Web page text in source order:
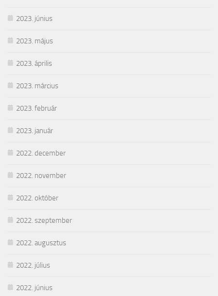
2023. június
2023. május
2023. április
2023. március
2023. február
2023. január
2022. december
2022. november
2022. október
2022. szeptember
2022. augusztus
2022. július
2022. június